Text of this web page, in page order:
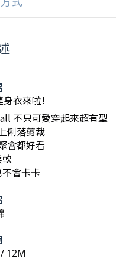
衣來啦!
不只可愛穿起來超有型
俐落剪裁
會都好看
會卡卡
12M